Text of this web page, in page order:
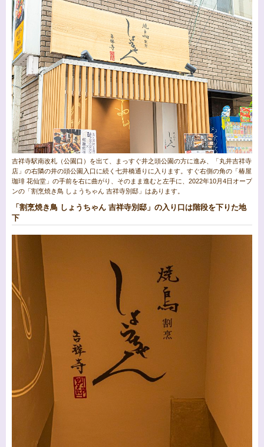
吉祥寺駅南改札（公園口）を出て、まっすぐ井之頭公園の方に進み、「丸井吉祥寺
店」の右隣の井の頭公園入口に続く七井橋通りに入ります。すぐ右側の角の「椿屋
珈琲 花仙堂」の手前を右に曲がり、そのまま進むと左手に、2022年10月4日オープ
ンの「割烹焼き鳥 しょうちゃん 吉祥寺別邸」はあります。
「割烹焼き鳥 しょうちゃん 吉祥寺別邸」の入り口は階段を下りた地
下